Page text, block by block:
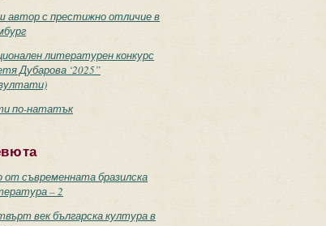
автор с престижно отличие в
литературен конкурс
Дубарова ‘2025”
по-нататък
от съвременната бразилска
– 2
век българска култура в